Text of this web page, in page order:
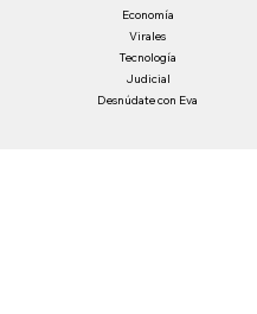
Economía
Virales
Tecnología
Judicial
Desnúdate con Eva